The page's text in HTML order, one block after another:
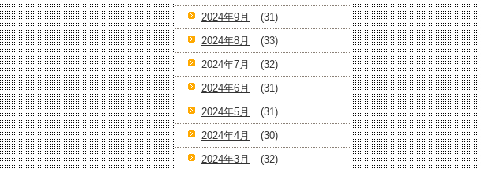
2024年9月
(31)
2024年8月
(33)
2024年7月
(32)
2024年6月
(31)
2024年5月
(31)
2024年4月
(30)
2024年3月
(32)